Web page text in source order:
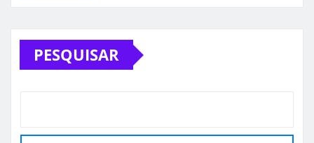
PESQUISAR